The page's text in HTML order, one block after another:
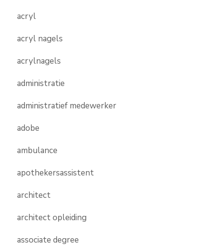
acryl
acryl nagels
acrylnagels
administratie
administratief medewerker
adobe
ambulance
apothekersassistent
architect
architect opleiding
associate degree